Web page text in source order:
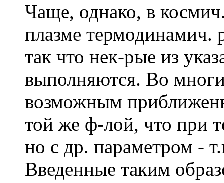
Чаще, однако, в
плазме термодинамич.
так что нек-рые из
выполняются. Во
возможным
той же ф-лой, что при
но с др. параметром -
Введенные таким